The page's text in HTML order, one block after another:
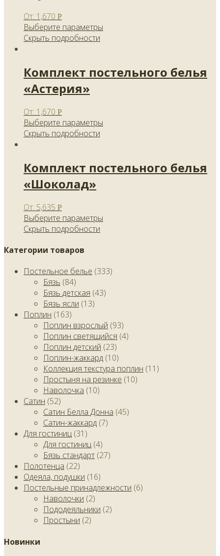
От: 1,670 Р
Выберите параметры
Скрыть подробности
Комплект постельного белья
«Астерия»
От: 1,670 Р
Выберите параметры
Скрыть подробности
Комплект постельного белья
«Шоколад»
От: 5,635 Р
Выберите параметры
Скрыть подробности
Категории товаров
Постельное белье (333)
Бязь (84)
Бязь детская (43)
Бязь ясли (13)
Поплин (163)
Поплин взрослый (93)
Поплин светящийся (4)
Поплин детский (23)
Поплин-жаккард (10)
Коллекция текстура поплин (11)
Простыня на резинке (10)
Наволочка (10)
Сатин (52)
Сатин Белла Донна (45)
Сатин-жаккард (7)
Для гостиниц (31)
Для гостиниц (4)
Бязь стандарт (27)
Полотенца (22)
Одеяла, подушки (16)
Постельные принадлежности (6)
Наволочки (2)
Пододеяльники (2)
Простыни (2)
Новинки